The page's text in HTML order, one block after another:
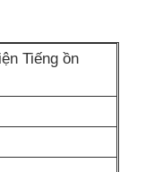
Tiếng ồn